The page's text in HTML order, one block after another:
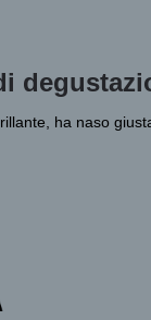
ha naso